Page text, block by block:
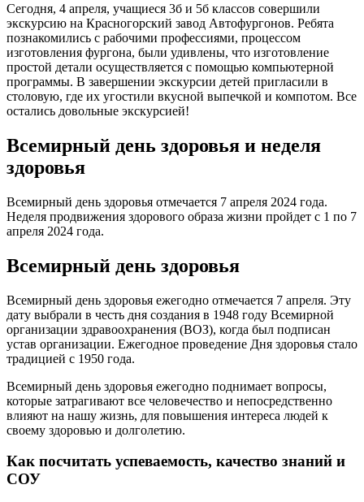
Сегодня, 4 апреля, учащиеся 3б и 5б классов совершили
экскурсию на Красногорский завод Автофургонов. Ребята
познакомились с рабочими профессиями, процессом
изготовления фургона, были удивлены, что изготовление
простой детали осуществляется с помощью компьютерной
программы. В завершении экскурсии детей пригласили в
столовую, где их угостили вкусной выпечкой и компотом. Все
остались довольные экскурсией!
Всемирный день здоровья и неделя
здоровья
Всемирный день здоровья отмечается 7 апреля 2024 года.
Неделя продвижения здорового образа жизни пройдет с 1 по 7
апреля 2024 года.
Всемирный день здоровья
Всемирный день здоровья ежегодно отмечается 7 апреля. Эту
дату выбрали в честь дня создания в 1948 году Всемирной
организации здравоохранения (ВОЗ), когда был подписан
устав организации. Ежегодное проведение Дня здоровья стало
традицией с 1950 года.
Всемирный день здоровья ежегодно поднимает вопросы,
которые затрагивают все человечество и непосредственно
влияют на нашу жизнь, для повышения интереса людей к
своему здоровью и долголетию.
Как посчитать успеваемость, качество знаний и
СОУ